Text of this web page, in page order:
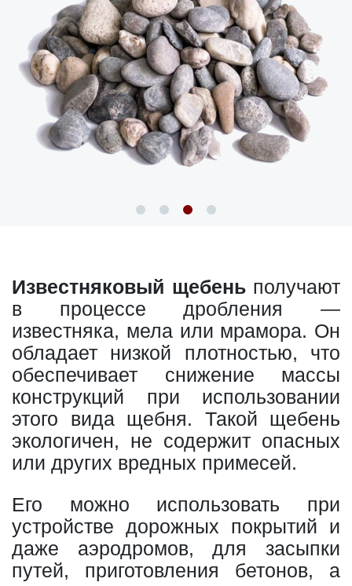
Известняковый щебеньполучают
в процессе дробления —
известняка, мела или мрамора. Он
обладает низкой плотностью, что
обеспечивает снижение массы
конструкций при использовании
этого вида щебня. Такой щебень
экологичен, не содержит опасных
или других вредных примесей.
Его можно использовать при
устройстве дорожных покрытий и
даже аэродромов, для засыпки
путей, приготовления бетонов, а